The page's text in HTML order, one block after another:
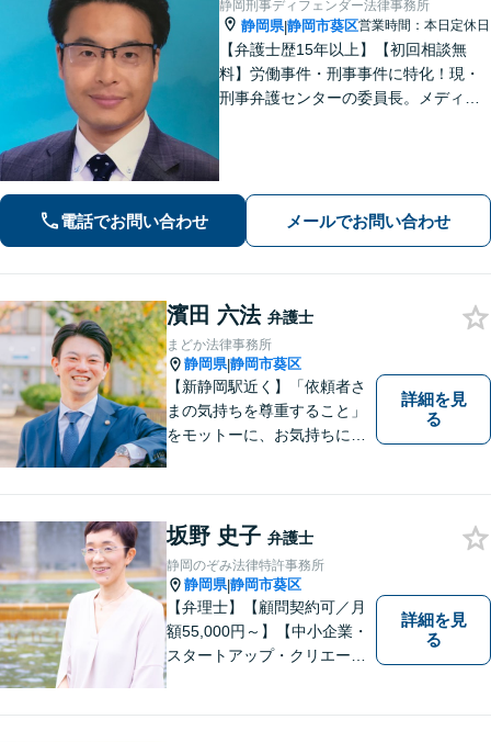
静岡刑事ディフェンダー法律事務所
静岡県|静岡市葵区営業時間：本日定休日
【弁護士歴15年以上】【初回相談無
料】労働事件・刑事事件に特化！現・
刑事弁護センターの委員長。メディア
す。地域密着型の法律事務所
電話でお問い合わせ メールでお問い合わせ
濱田 六法 弁護士
まどか法律事務所
静岡県|静岡市葵区
【新静岡駅近く】「依頼者さ
まの気持ちを尊重すること」
をモットーに、お気持ちに寄
ご相談ください【交通事故】
豊富な経験と実績で早期に解
決
詳細を見
る
坂野 史子 弁護士
静岡のぞみ法律特許事務所
静岡県|静岡市葵区
【弁理士】【顧問契約可／月
額55,000円～】【中小企業・
スタートアップ・クリエータ
詳細を見
る